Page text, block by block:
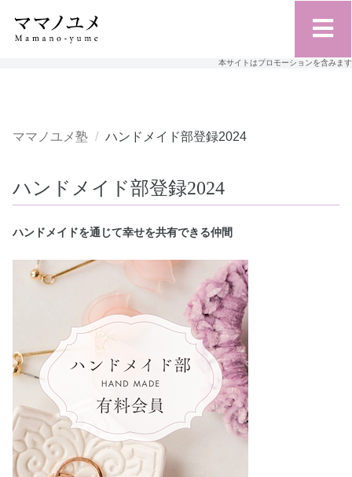
本サイトはプロモーションを含みます
ママノユメ塾 ハンドメイド部登録2024
ハンドメイド部登録2024
ハンドメイドを通じて幸せを共有できる仲間